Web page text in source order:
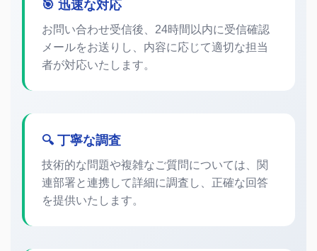
🎯 迅速な対応
お問い合わせ受信後、24時間以内に受信確認
メールをお送りし、内容に応じて適切な担当
者が対応いたします。
🔍 丁寧な調査
技術的な問題や複雑なご質問については、関
連部署と連携して詳細に調査し、正確な回答
を提供いたします。